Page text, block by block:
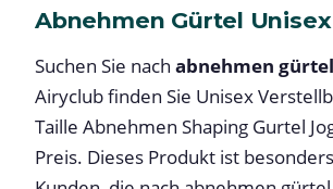
Abnehmen Gürtel Unisex
Suchen Sie nach abnehmen
Airyclub finden Sie Unisex
Taille Abnehmen Shaping Gurtel
Preis. Dieses Produkt ist